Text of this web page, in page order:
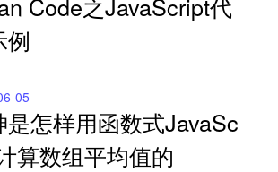
例
05
是怎样用函数式JavaSc
算数组平均值的